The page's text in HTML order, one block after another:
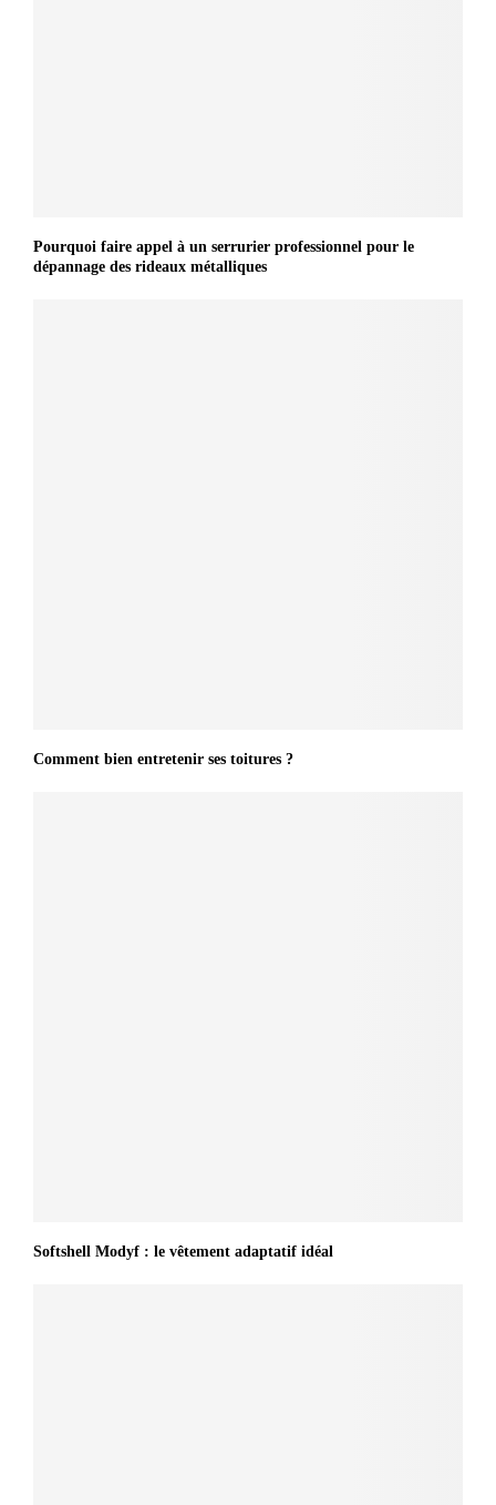
Pourquoi faire appel à un serrurier professionnel pour le
dépannage des rideaux métalliques
Comment bien entretenir ses toitures ?
Softshell Modyf : le vêtement adaptatif idéal